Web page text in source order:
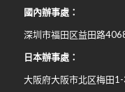
國內辦事處：
深圳市福田区益田路
日本辦事處：
大阪府大阪市北区梅田1-